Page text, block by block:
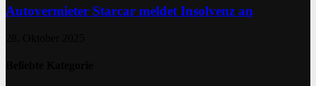
Autovermieter Starcar meldet Insolvenz an